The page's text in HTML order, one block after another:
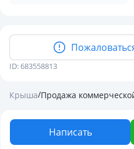
ID: 683558813
Крыша/Продажа
Написать